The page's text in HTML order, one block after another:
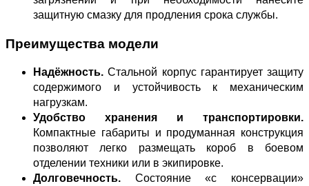
защитную смазку для продления срока службы.
Преимущества модели
Надёжность. Стальной корпус гарантирует защиту
содержимого и устойчивость к механическим
нагрузкам.
Удобство хранения и транспортировки.
Компактные габариты и продуманная конструкция
позволяют легко размещать короб в боевом
отделении техники или в экипировке.
Долговечность. Состояние «с консервации»